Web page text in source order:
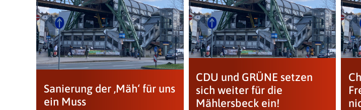
Sanierung der ‚Mäh‘ für uns
ein Muss
CDU und GRÜNE setzen
sich weiter für die
Mählersbeck ein!